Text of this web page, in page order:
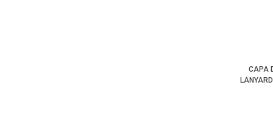
CAPA